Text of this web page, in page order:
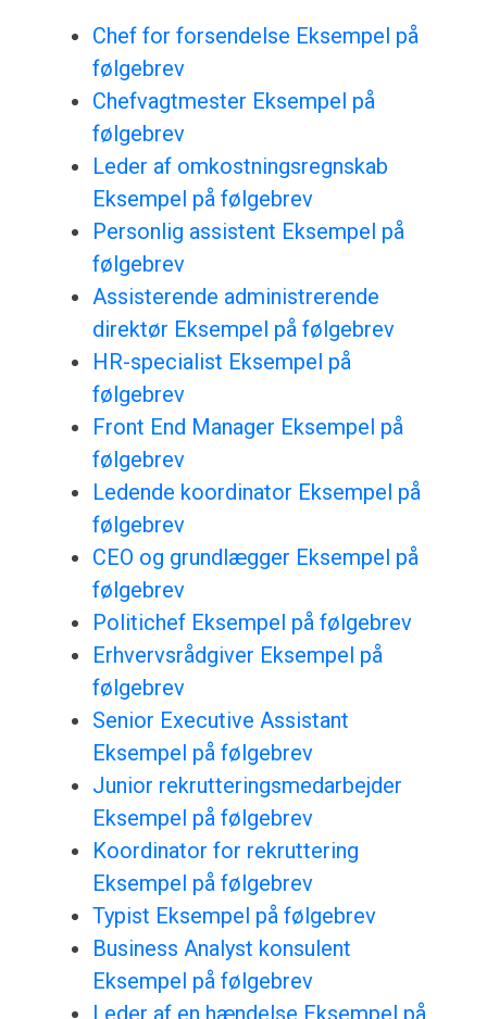
Chef for forsendelse Eksempel på
følgebrev
Chefvagtmester Eksempel på
følgebrev
Leder af omkostningsregnskab
Eksempel på følgebrev
Personlig assistent Eksempel på
følgebrev
Assisterende administrerende
direktør Eksempel på følgebrev
HR-specialist Eksempel på
følgebrev
Front End Manager Eksempel på
følgebrev
Ledende koordinator Eksempel på
følgebrev
CEO og grundlægger Eksempel på
følgebrev
Politichef Eksempel på følgebrev
Erhvervsrådgiver Eksempel på
følgebrev
Senior Executive Assistant
Eksempel på følgebrev
Junior rekrutteringsmedarbejder
Eksempel på følgebrev
Koordinator for rekruttering
Eksempel på følgebrev
Typist Eksempel på følgebrev
Business Analyst konsulent
Eksempel på følgebrev
Leder af en hændelse Eksempel på